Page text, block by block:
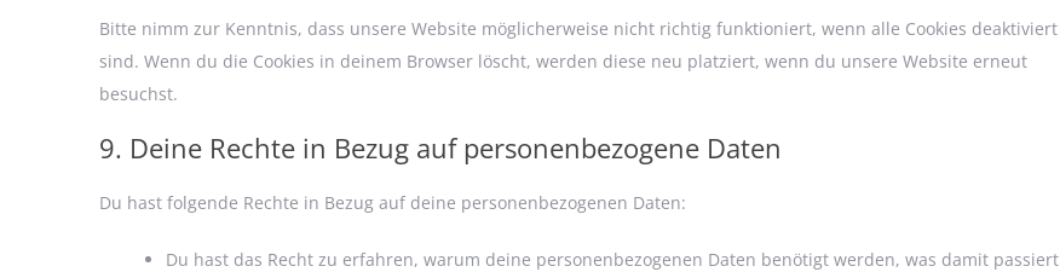
Bitte nimm zur Kenntnis, dass unsere Website möglicherweise nicht richtig funktioniert, wenn alle Cookies deaktiviert
sind. Wenn du die Cookies in deinem Browser löscht, werden diese neu platziert, wenn du unsere Website erneut
besuchst.
9. Deine Rechte in Bezug auf personenbezogene Daten
Du hast folgende Rechte in Bezug auf deine personenbezogenen Daten:
Du hast das Recht zu erfahren, warum deine personenbezogenen Daten benötigt werden, was damit passiert